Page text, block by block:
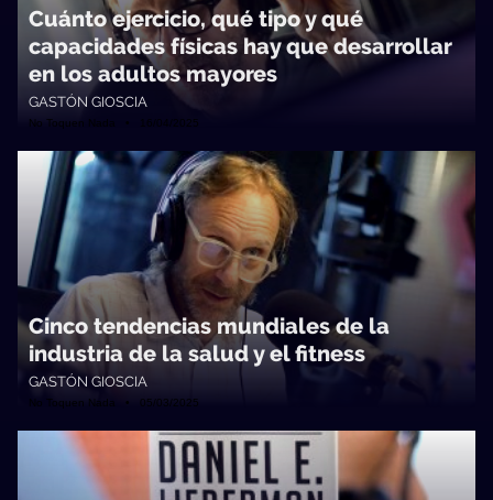
Cuánto ejercicio, qué tipo y qué
capacidades físicas hay que desarrollar
en los adultos mayores
GASTÓN GIOSCIA
No Toquen Nada • 16/04/2025
Cinco tendencias mundiales de la
industria de la salud y el fitness
GASTÓN GIOSCIA
No Toquen Nada • 05/03/2025